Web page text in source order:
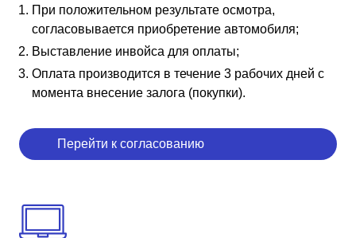
При положительном результате осмотра,
согласовывается приобретение автомобиля;
Выставление инвойса для оплаты;
Оплата производится в течение 3 рабочих дней с
момента внесение залога (покупки).
Перейти к согласованию